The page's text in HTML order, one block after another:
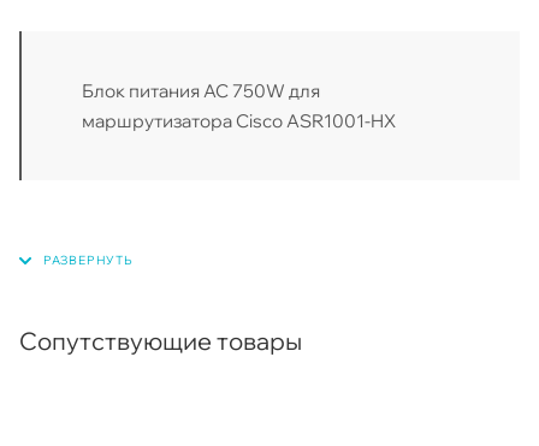
Блок питания AC 750W для
маршрутизатора Cisco ASR1001-HX
Сопутствующие товары